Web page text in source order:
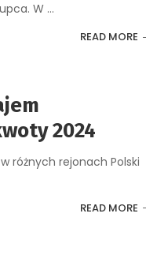
W ...
READ MORE
2024
różnych rejonach Polski
READ MORE